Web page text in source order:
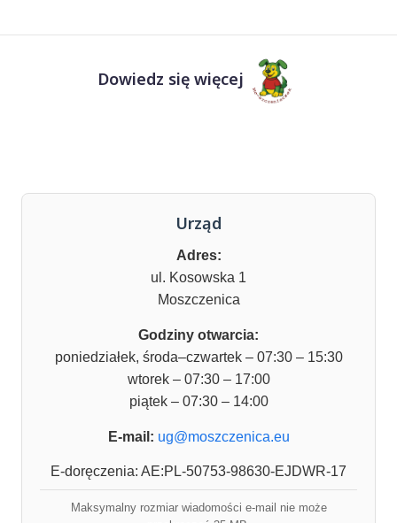
Dowiedz się więcej
Urząd
Adres:
ul. Kosowska 1
Moszczenica
Godziny otwarcia:
poniedziałek, środa–czwartek – 07:30 – 15:30
wtorek – 07:30 – 17:00
piątek – 07:30 – 14:00
E-mail: ug@moszczenica.eu
E-doręczenia: AE:PL-50753-98630-EJDWR-17
Maksymalny rozmiar wiadomości e-mail nie może